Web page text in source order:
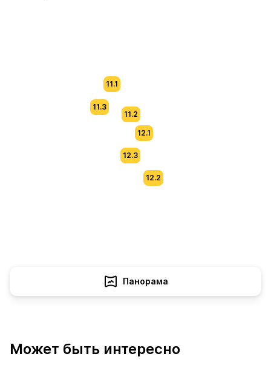
11.3
11.1
11.2
12.1
12.2
12.3
Панорама
Может быть интересно